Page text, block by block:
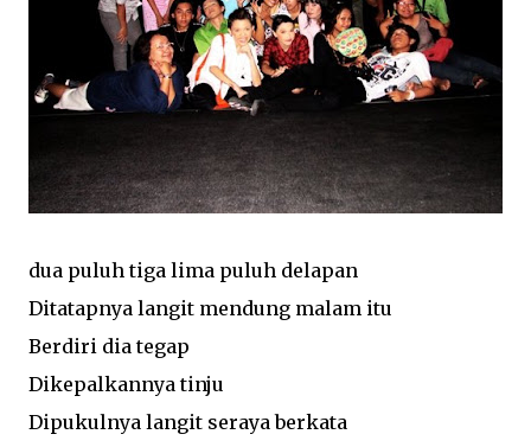
dua puluh tiga lima puluh delapan
Ditatapnya langit mendung malam itu
Berdiri dia tegap
Dikepalkannya tinju
Dipukulnya langit seraya berkata